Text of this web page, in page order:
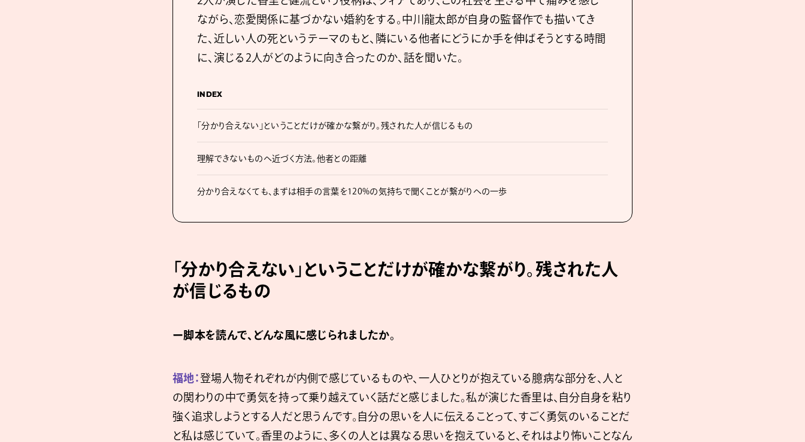
ながら、恋愛関係に基づかない婚約をする。中川⿓太郎が自身の監督作でも描いてき
た、近しい人の死というテーマのもと、隣にいる他者にどうにか手を伸ばそうとする時間
に、演じる2人がどのように向き合ったのか、話を聞いた。
INDEX
「分かり合えない」ということだけが確かな繋がり。残された人が信じるもの
理解できないものへ近づく方法。他者との距離
分かり合えなくても、まずは相手の言葉を120%の気持ちで聞くことが繋がりへの一歩
「分かり合えない」ということだけが確かな繋がり。残された人
が信じるもの
ー脚本を読んで、どんな風に感じられましたか。
福地： 登場人物それぞれが内側で感じているものや、一人ひとりが抱えている臆病な部分を、人と
の関わりの中で勇気を持って乗り越えていく話だと感じました。私が演じた香里は、自分自身を粘り
強く追求しようとする人だと思うんです。自分の思いを人に伝えることって、すごく勇気のいることだ
と私は感じていて。香里のように、多くの人とは異なる思いを抱えていると、それはより怖いことなん